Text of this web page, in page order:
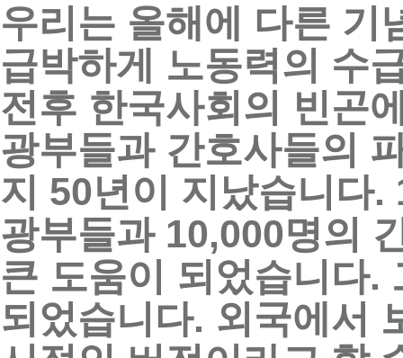
우리는 올해에 다른 기
급박하게 노동력의 수
전후 한국사회의 빈곤
광부들과 간호사들의
지 50년이 지났습니다.
광부들과 10,000명의
큰 도움이 되었습니다.
되었습니다. 외국에서